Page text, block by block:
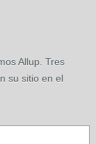
Allup. Tres
su sitio en el